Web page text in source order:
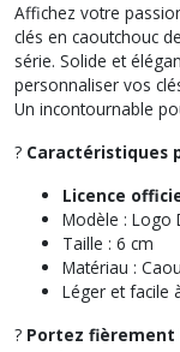
Affichez votre
clés en caoutchouc
série. Solide et
personnaliser vos
Un incontournable
? Caractéristiques
Licence
Modèle : Logo
Taille : 6 cm
Matériau :
Léger et facile
?️ Portez fièrement